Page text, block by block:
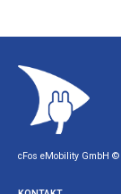
cFos eMobility GmbH ©